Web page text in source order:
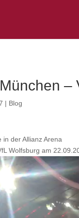
–
| Blog
in der Allianz Arena
Wolfsburg am